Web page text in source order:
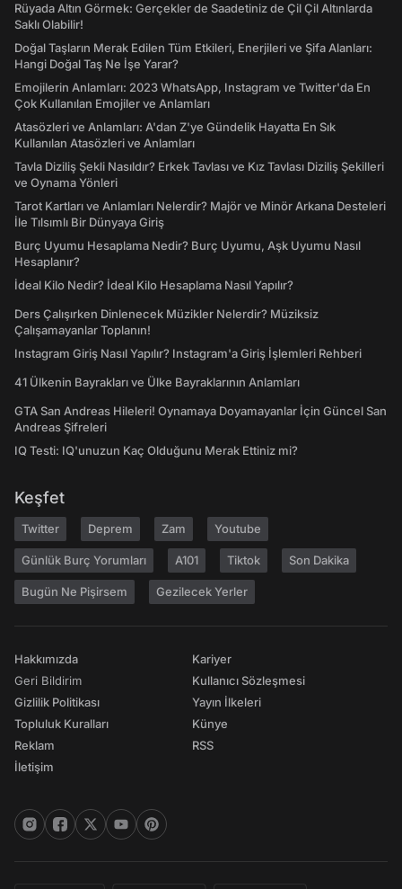
Rüyada Altın Görmek: Gerçekler de Saadetiniz de Çil Çil Altınlarda
Saklı Olabilir!
Doğal Taşların Merak Edilen Tüm Etkileri, Enerjileri ve Şifa Alanları:
Hangi Doğal Taş Ne İşe Yarar?
Emojilerin Anlamları: 2023 WhatsApp, Instagram ve Twitter'da En
Çok Kullanılan Emojiler ve Anlamları
Atasözleri ve Anlamları: A'dan Z'ye Gündelik Hayatta En Sık
Kullanılan Atasözleri ve Anlamları
Tavla Diziliş Şekli Nasıldır? Erkek Tavlası ve Kız Tavlası Diziliş Şekilleri
ve Oynama Yönleri
Tarot Kartları ve Anlamları Nelerdir? Majör ve Minör Arkana Desteleri
İle Tılsımlı Bir Dünyaya Giriş
Burç Uyumu Hesaplama Nedir? Burç Uyumu, Aşk Uyumu Nasıl
Hesaplanır?
İdeal Kilo Nedir? İdeal Kilo Hesaplama Nasıl Yapılır?
Ders Çalışırken Dinlenecek Müzikler Nelerdir? Müziksiz
Çalışamayanlar Toplanın!
Instagram Giriş Nasıl Yapılır? Instagram'a Giriş İşlemleri Rehberi
41 Ülkenin Bayrakları ve Ülke Bayraklarının Anlamları
GTA San Andreas Hileleri! Oynamaya Doyamayanlar İçin Güncel San
Andreas Şifreleri
IQ Testi: IQ'unuzun Kaç Olduğunu Merak Ettiniz mi?
Keşfet
Twitter Deprem Zam Youtube
Günlük Burç Yorumları A101 Tiktok Son Dakika
Bugün Ne Pişirsem Gezilecek Yerler
Hakkımızda
Geri Bildirim
Gizlilik Politikası
Topluluk Kuralları
Reklam
İletişim
Kariyer
Kullanıcı Sözleşmesi
Yayın İlkeleri
Künye
RSS